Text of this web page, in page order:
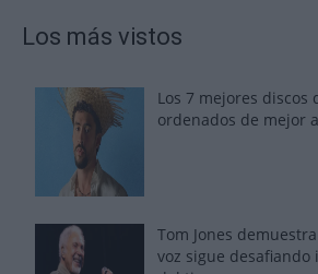
Los más vistos
Los 7 mejores discos
ordenados de mejor
Tom Jones
voz sigue